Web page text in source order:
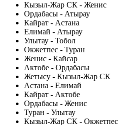
Кызыл-Жар СК - Женис
Ордабасы - Атырау
Кайрат - Астана
Елимай - Атырау
Улытау - Тобол
Окжетпес - Туран
Женис - Кайсар
Актобе - Ордабасы
Жетысу - Кызыл-Жар СК
Астана - Елимай
Кайрат - Актобе
Ордабасы - Женис
Туран - Улытау
Кызыл-Жар СК - Окжетпес